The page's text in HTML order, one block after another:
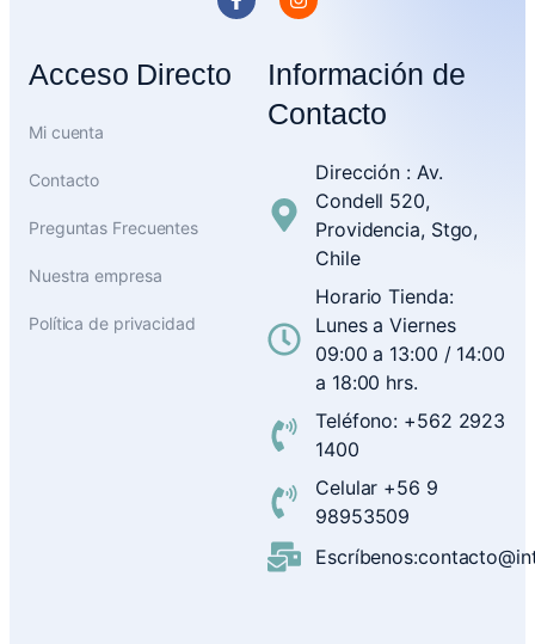
Acceso Directo
Mi cuenta
Contacto
Preguntas Frecuentes
Nuestra empresa
Política de privacidad
Información de
Contacto
Dirección : Av.
Condell 520,
Providencia, Stgo,
Chile
Horario Tienda:
Lunes a Viernes
09:00 a 13:00 / 14:00
a 18:00 hrs.
Teléfono: +562 2923
1400
Celular +56 9
98953509